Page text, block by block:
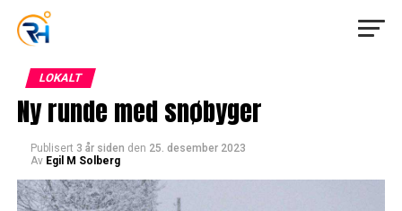
LOKALT
Ny runde med snøbyger
Publisert 3 år siden den 25. desember 2023
Av Egil M Solberg